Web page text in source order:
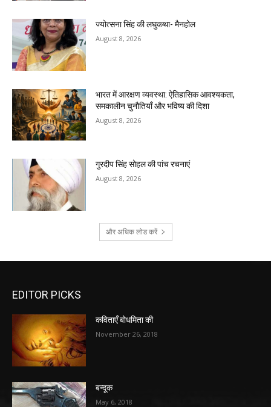
ज्योत्सना सिंह की लघुकथा- मैनहोल
August 8, 2026
भारत में आरक्षण व्यवस्था: ऐतिहासिक आवश्यकता,
समकालीन चुनौतियाँ और भविष्य की दिशा
August 8, 2026
गुरदीप सिंह सोहल की पांच रचनाएं
August 8, 2026
और अधिक लोड करें
EDITOR PICKS
कविताएँ बोधमिता की
November 26, 2018
बन्दूक
May 6, 2018